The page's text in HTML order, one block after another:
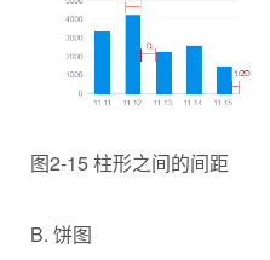
图2-15 柱形之间的间距
B. 饼图